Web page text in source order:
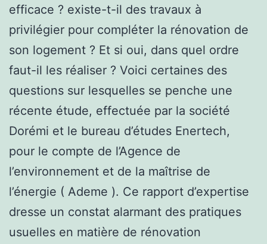
efficace ? existe-t-il des travaux à
privilégier pour compléter la rénovation de
son logement ? Et si oui, dans quel ordre
faut-il les réaliser ? Voici certaines des
questions sur lesquelles se penche une
récente étude, effectuée par la société
Dorémi et le bureau d’études Enertech,
pour le compte de l’Agence de
l’environnement et de la maîtrise de
l’énergie ( Ademe ). Ce rapport d’expertise
dresse un constat alarmant des pratiques
usuelles en matière de rénovation